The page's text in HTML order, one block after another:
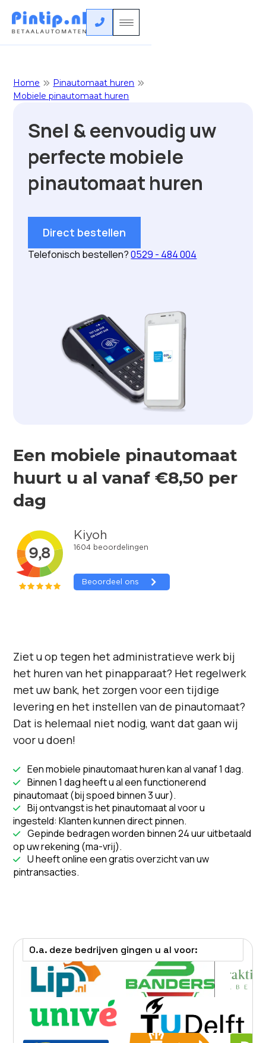

Home  Pinautomaat huren 
Mobiele pinautomaat huren
Snel & eenvoudig uw
perfecte mobiele
pinautomaat huren
Direct bestellen
Telefonisch bestellen?0529 - 484 004
Een mobiele pinautomaat
huurt u al vanaf €8,50 per
dag
Ziet u op tegen het administratieve werk bij
het huren van het pinapparaat? Het regelwerk
met uw bank, het zorgen voor een tijdige
levering en het instellen van de pinautomaat?
Dat is helemaal niet nodig, want dat gaan wij
voor u doen!
 Een mobiele pinautomaat huren kan al vanaf 1 dag.

Binnen 1 dag heeft u al een functionerend
pinautomaat (bij spoed binnen 3 uur).

Bij ontvangst is het pinautomaat al voor u
ingesteld: Klanten kunnen direct pinnen.

Gepinde bedragen worden binnen 24 uur uitbetaald
op uw rekening (ma-vrij).

U heeft online een gratis overzicht van uw
pintransacties.
O.a. deze bedrijven gingen u al voor: